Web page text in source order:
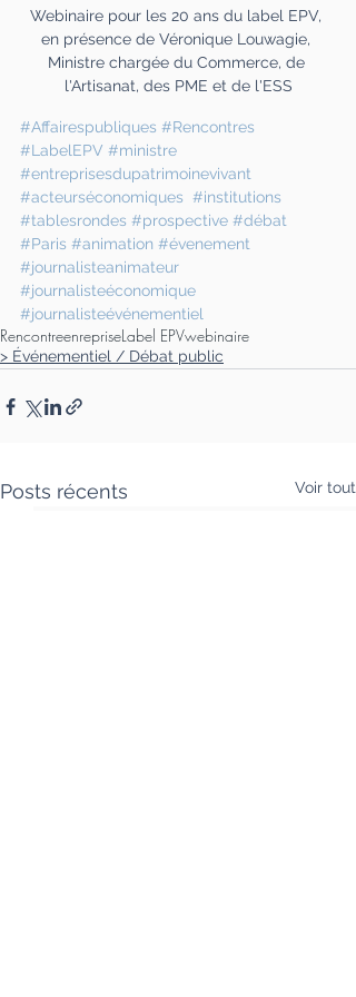
Webinaire pour les 20 ans du label EPV,
en présence de Véronique Louwagie,
Ministre chargée du Commerce, de
l'Artisanat, des PME et de l'ESS
#Affairespubliques #Rencontres
#LabelEPV #ministre
#entreprisesdupatrimoinevivant
#acteurséconomiques #institutions
#tablesrondes #prospective #débat
#Paris #animation #évenement
#journalisteanimateur
#journalisteéconomique
#journalisteévénementiel
RencontreenrepriseLabel EPVwebinaire
> Événementiel / Débat public
Posts récents Voir tout